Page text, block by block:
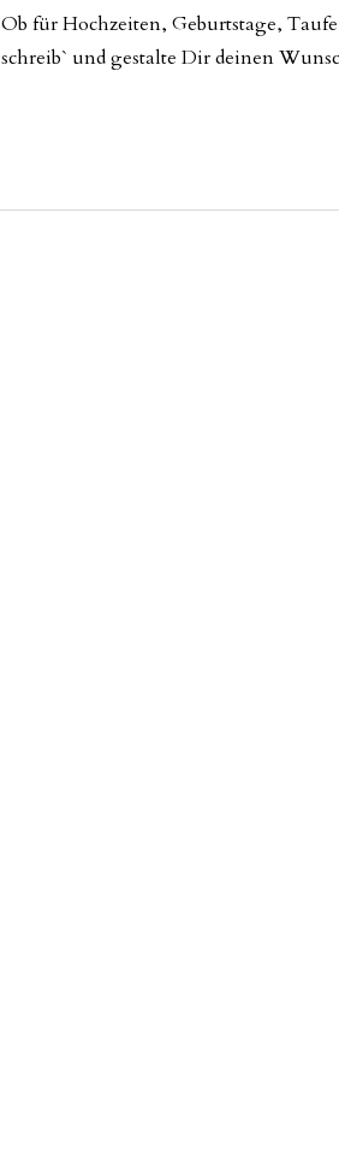
Ob für Hochzeiten, Geburtstage,
schreib` und gestalte Dir deinen